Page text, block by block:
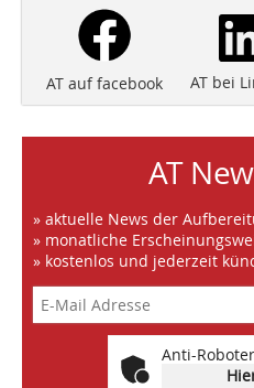
AT auf facebook AT bei
AT
» aktuelle News der
» monatliche
» kostenlos und jederzeit
Anti-